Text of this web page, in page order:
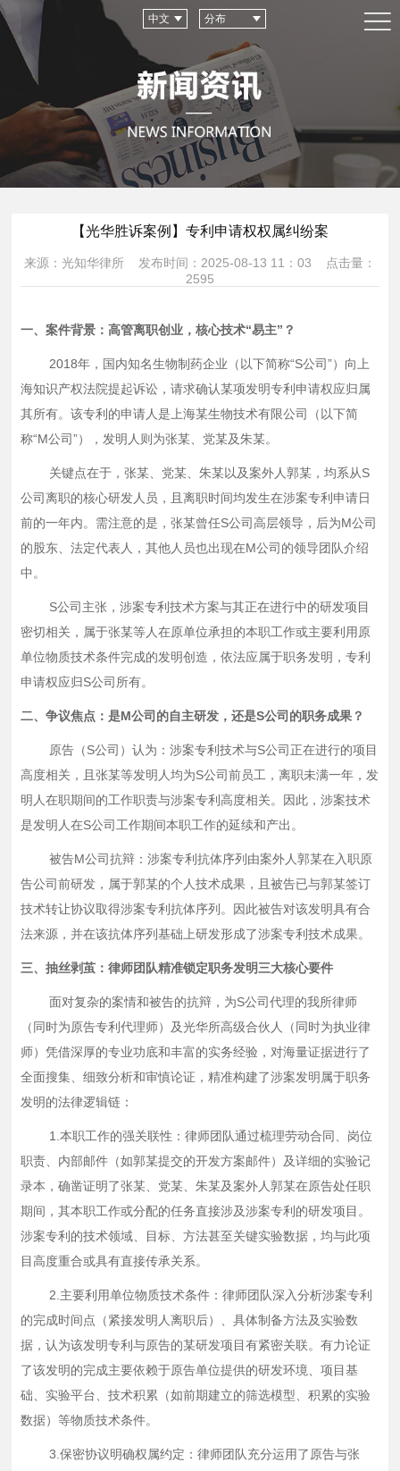
中文 分布
【光华胜诉案例】专利申请权权属纠纷案
来源：光知华律所 发布时间：2025-08-13 11：03 点击量：
2595
一、案件背景 ：高管离职创业，核心技术“易主”？
2018年，国内知名生物制药企业（以下简称“S公司”）向上
海知识产权法院提起诉讼，请求确认某项发明专利申请权应归属
其所有。该专利的申请人是上海某生物技术有限公司（以下简
称“M公司”），发明人则为张某、党某及朱某。
关键点在于，张某、党某、朱某以及案外人郭某，均系从S
公司离职的核心研发人员，且离职时间均发生在涉案专利申请日
前的一年内。需注意的是，张某曾任S公司高层领导，后为M公司
的股东、法定代表人，其他人员也出现在M公司的领导团队介绍
中。
S公司主张，涉案专利技术方案与其正在进行中的研发项目
密切相关，属于张某等人在原单位承担的本职工作或主要利用原
单位物质技术条件完成的发明创造，依法应属于职务发明，专利
申请权应归S公司所有。
二、争议焦点：是M公司的自主研发，还是S公司的职务成果？
原告（S公司）认为：涉案专利技术与S公司正在进行的项目
高度相关，且张某等发明人均为S公司前员工，离职未满一年，发
明人在职期间的工作职责与涉案专利高度相关。因此，涉案技术
是发明人在S公司工作期间本职工作的延续和产出。
被告M公司抗辩：涉案专利抗体序列由案外人郭某在入职原
告公司前研发，属于郭某的个人技术成果，且被告已与郭某签订
技术转让协议取得涉案专利抗体序列。因此被告对该发明具有合
法来源，并在该抗体序列基础上研发形成了涉案专利技术成果。
三、抽丝剥茧：律师团队精准锁定职务发明三大核心要件
面对复杂的案情和被告的抗辩，为S公司代理的我所律师
（同时为原告专利代理师）及光华所高级合伙人（同时为执业律
师）凭借深厚的专业功底和丰富的实务经验，对海量证据进行了
全面搜集、细致分析和审慎论证，精准构建了涉案发明属于职务
发明的法律逻辑链：
1.本职工作的强关联性：律师团队通过梳理劳动合同、岗位
职责、内部邮件（如郭某提交的开发方案邮件）及详细的实验记
录本，确凿证明了张某、党某、朱某及案外人郭某在原告处任职
期间，其本职工作或分配的任务直接涉及涉案专利的研发项目。
涉案专利的技术领域、目标、方法甚至关键实验数据，均与此项
目高度重合或具有直接传承关系。
2.主要利用单位物质技术条件：律师团队深入分析涉案专利
的完成时间点（紧接发明人离职后）、具体制备方法及实验数
据，认为该发明专利与原告的某研发项目有紧密关联。有力论证
了该发明的完成主要依赖于原告单位提供的研发环境、项目基
础、实验平台、技术积累（如前期建立的筛选模型、积累的实验
数据）等物质技术条件。
3.保密协议明确权属约定：律师团队充分运用了原告与张